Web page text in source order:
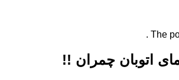
The
اتوبان چمران !!